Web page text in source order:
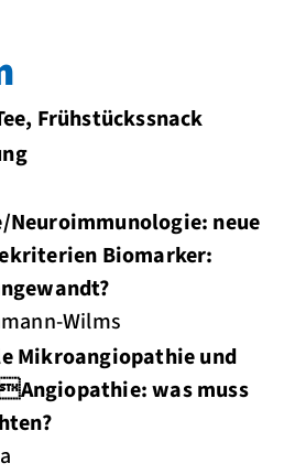
Frühstückssnack
Neuroimmunologie: neue
Biomarker:
Wilms
Mikroangiopathie und
was muss